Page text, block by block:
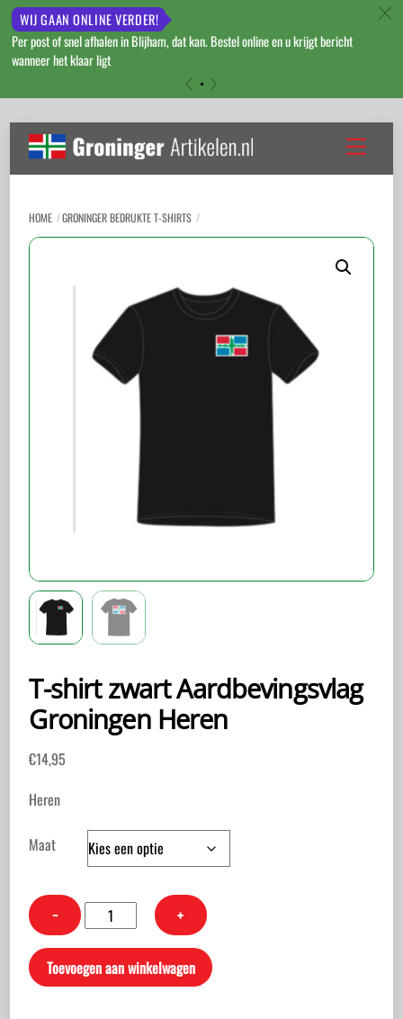
WIJ GAAN ONLINE VERDER!
Per post of snel afhalen in Blijham, dat kan. Bestel online en u krijgt bericht
wanneer het klaar ligt
c
content
Menu
HOME GRONINGER BEDRUKTE T-SHIRTS
T-shirt zwart Aardbevingsvlag
Groningen Heren
€14,95
Heren
Maat
−
T-
shirt
zwart
Aardbevingsvlag
+
Toevoegen aan winkelwagen